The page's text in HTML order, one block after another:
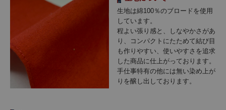
生地は綿100％のブロードを使用
しています。
程よい張り感と、しなやかさがあ
り、コンパクトにたためて結び目
も作りやすい、使いやすさを追求
した商品に仕上がっております。
手仕事特有の他には無い染め上が
りを醸し出しております。